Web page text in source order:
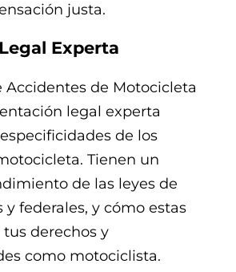
justa.
Experta
Accidentes de Motocicleta
legal experta
de los
Tienen un
de las leyes de
y federales, y cómo estas
derechos y
como motociclista.